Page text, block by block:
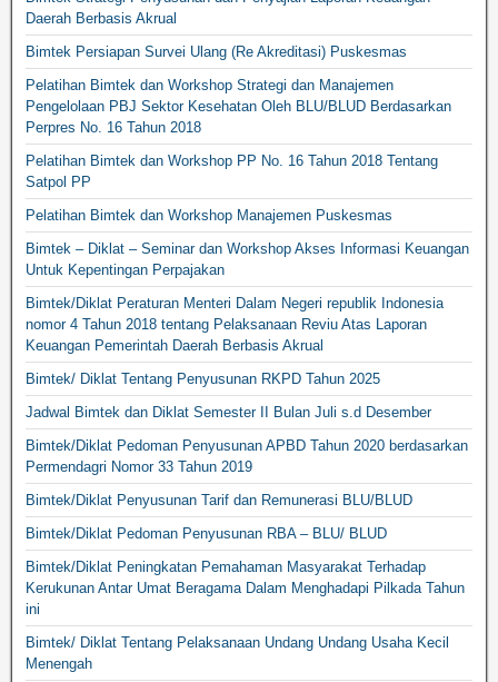
Daerah Berbasis Akrual
Bimtek Persiapan Survei Ulang (Re Akreditasi) Puskesmas
Pelatihan Bimtek dan Workshop Strategi dan Manajemen
Pengelolaan PBJ Sektor Kesehatan Oleh BLU/BLUD Berdasarkan
Perpres No. 16 Tahun 2018
Pelatihan Bimtek dan Workshop PP No. 16 Tahun 2018 Tentang
Satpol PP
Pelatihan Bimtek dan Workshop Manajemen Puskesmas
Bimtek – Diklat – Seminar dan Workshop Akses Informasi Keuangan
Untuk Kepentingan Perpajakan
Bimtek/Diklat Peraturan Menteri Dalam Negeri republik Indonesia
nomor 4 Tahun 2018 tentang Pelaksanaan Reviu Atas Laporan
Keuangan Pemerintah Daerah Berbasis Akrual
Bimtek/ Diklat Tentang Penyusunan RKPD Tahun 2025
Jadwal Bimtek dan Diklat Semester II Bulan Juli s.d Desember
Bimtek/Diklat Pedoman Penyusunan APBD Tahun 2020 berdasarkan
Permendagri Nomor 33 Tahun 2019
Bimtek/Diklat Penyusunan Tarif dan Remunerasi BLU/BLUD
Bimtek/Diklat Pedoman Penyusunan RBA – BLU/ BLUD
Bimtek/Diklat Peningkatan Pemahaman Masyarakat Terhadap
Kerukunan Antar Umat Beragama Dalam Menghadapi Pilkada Tahun
ini
Bimtek/ Diklat Tentang Pelaksanaan Undang Undang Usaha Kecil
Menengah